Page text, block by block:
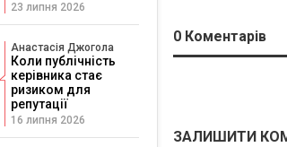
0 Коментарів
ЗАЛИШИТИ
23 липня 2026
Анастасія Джогола
Коли публічність
керівника стає
ризиком для
репутації
16 липня 2026